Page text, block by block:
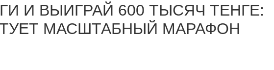
И ВЫИГРАЙ 600 ТЫСЯЧ ТЕНГЕ:
МАСШТАБНЫЙ МАРАФОН